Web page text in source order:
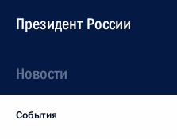
Президент России
Новости
События